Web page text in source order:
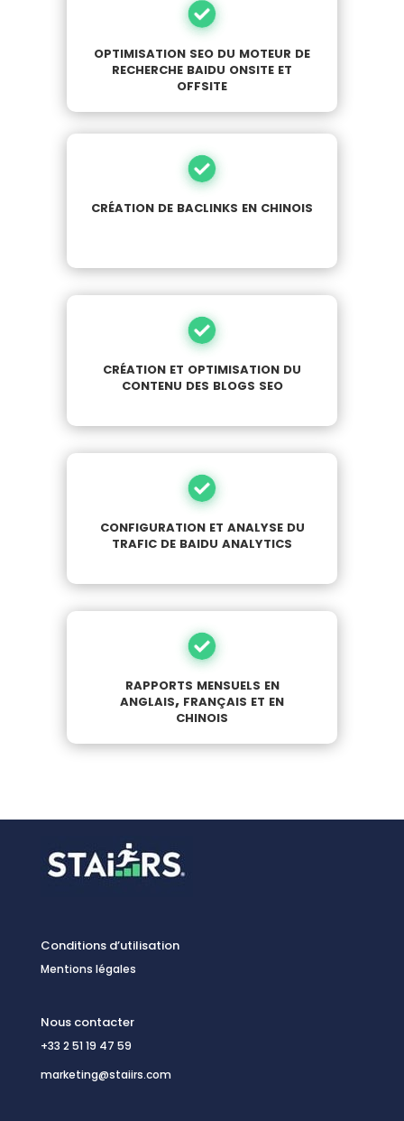
optimisation seo du moteur de
recherche baidu onsite et
offsite
création de baclinks en chinois
création et optimisation du
contenu des blogs seo
configuration et analyse du
trafic de baidu analytics
rapports mensuels en
anglais, français et en
chinois
Conditions d’utilisation
Mentions légales
Nous contacter
+33 2 51 19 47 59
marketing@staiirs.com